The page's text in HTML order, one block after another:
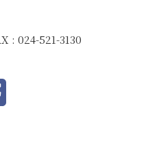
: 024-521-3130